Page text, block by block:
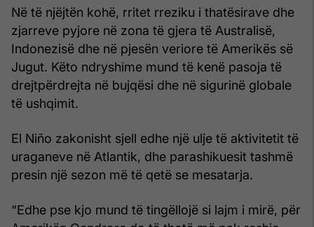
Në të njëjtën kohë, rritet rreziku i thatësirave dhe
zjarreve pyjore në zona të gjera të Australisë,
Indonezisë dhe në pjesën veriore të Amerikës së
Jugut. Këto ndryshime mund të kenë pasoja të
drejtpërdrejta në bujqësi dhe në sigurinë globale
të ushqimit.
El Niño zakonisht sjell edhe një ulje të aktivitetit të
uraganeve në Atlantik, dhe parashikuesit tashmë
presin një sezon më të qetë se mesatarja.
“Edhe pse kjo mund të tingëllojë si lajm i mirë, për